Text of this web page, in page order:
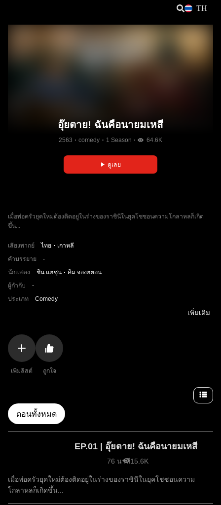
TH
อุ๊ยตาย! ฉันคือนายมเหสี
2563 comedy 1 Season 64.6K
ดูเลย
เพิ่มลิสต์ ถูกใจ
เมื่อพ่อครัวยุคใหม่ต้องติดอยู่ในร่างของราชินีในยุคโชซอนความโกลาหลก็เกิด
ขึ้น...
เสียงพากย์ ไทย
เกาหลี
คำบรรยาย
-
นักแสดง
ชิน แฮซุน
คิม จองฮยอน
ผู้กำกับ
-
ประเภท
Comedy
เพิ่มเติม
ตอนทั้งหมด
EP.01 | อุ๊ยตาย! ฉันคือนายมเหสี
76 นาที15.6K
เมื่อพ่อครัวยุคใหม่ต้องติดอยู่ในร่างของราชินีในยุคโชซอนความ
โกลาหลก็เกิดขึ้น...